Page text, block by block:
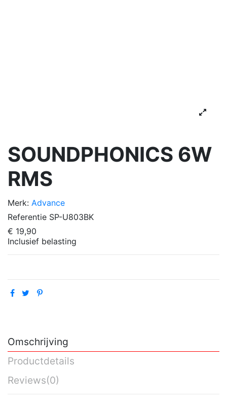
SOUNDPHONICS 6W
RMS
Merk: Advance
Referentie SP-U803BK
€ 19,90
Inclusief belasting
Omschrijving
Productdetails
Reviews(0)